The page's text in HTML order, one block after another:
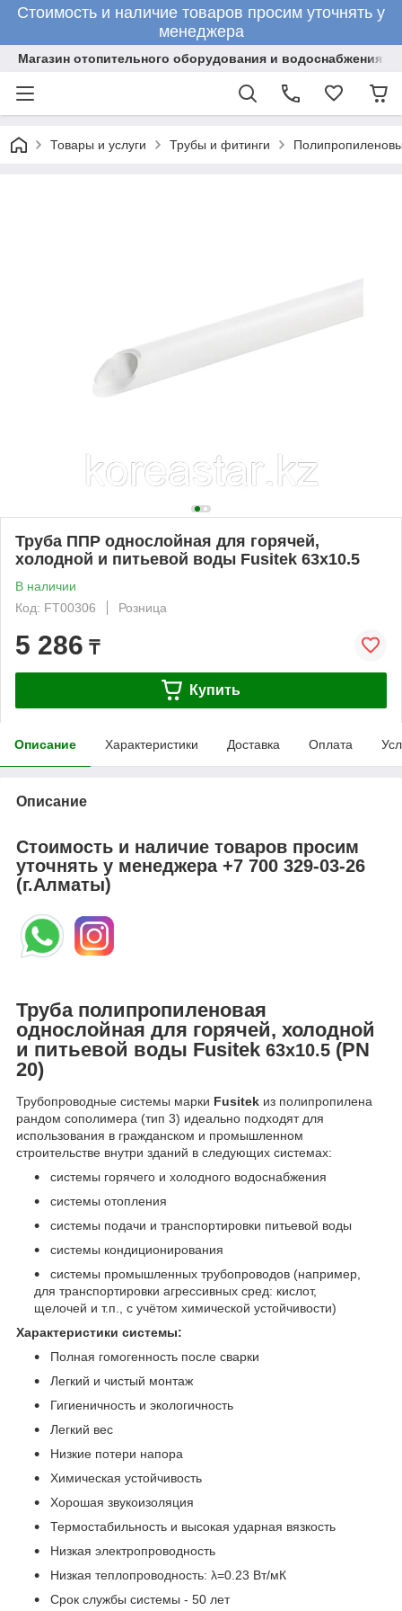
Стоимость и наличие товаров просим уточнять у
менеджера
Магазин отопительного оборудования и водоснабжения
Товары и услуги Трубы и фитинги
Труба ППР однослойная для горячей,
холодной и питьевой воды Fusitek 63х10.5
В наличии
Код: FT00306
Розница
5 286 ₸
Купить
Описание Характеристики Доставка Оплата
Описание
Стоимость и наличие товаров просим
уточнять у менеджера+7 700 329-03-26
(г.Алматы)
Труба полипропиленовая
однослойная для горячей, холодной
и питьевой воды Fusitek 63х10.5 (PN
20)
Трубопроводные системы марки Fusitek из полипропилена
рандом сополимера (тип 3) идеально подходят для
использования в гражданском и промышленном
строительстве внутри зданий в следующих системах:
системы горячего и холодного водоснабжения
системы отопления
системы подачи и транспортировки питьевой воды
системы кондиционирования
системы промышленных трубопроводов (например,
для транспортировки агрессивных сред: кислот,
щелочей и т.п., с учётом химической устойчивости)
Характеристики системы:
Полная гомогенность после сварки
Легкий и чистый монтаж
Гигиеничность и экологичность
Легкий вес
Низкие потери напора
Химическая устойчивость
Хорошая звукоизоляция
Термостабильность и высокая ударная вязкость
Низкая электропроводность
Низкая теплопроводность: λ=0.23 Вт/мК
Срок службы системы - 50 лет